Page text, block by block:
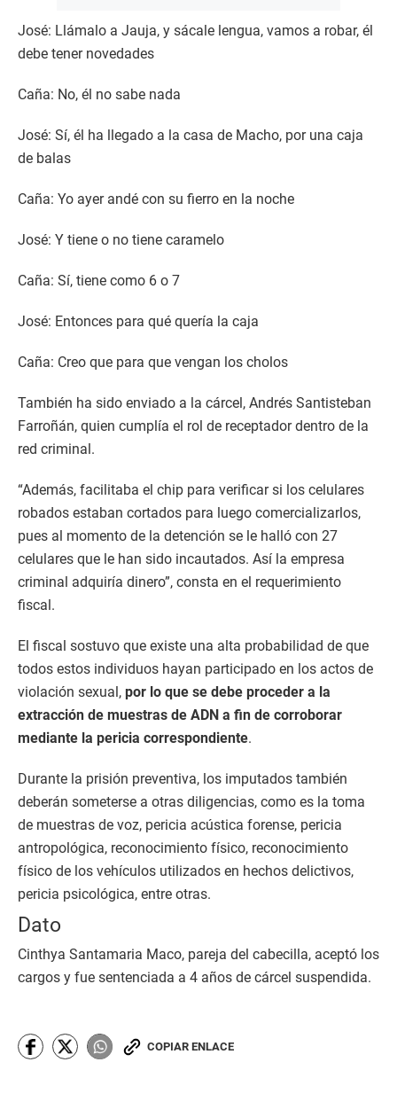
José: Llámalo a Jauja, y sácale lengua, vamos a robar, él
debe tener novedades
Caña: No, él no sabe nada
José: Sí, él ha llegado a la casa de Macho, por una caja
de balas
Caña: Yo ayer andé con su fierro en la noche
José: Y tiene o no tiene caramelo
Caña: Sí, tiene como 6 o 7
José: Entonces para qué quería la caja
Caña: Creo que para que vengan los cholos
También ha sido enviado a la cárcel, Andrés Santisteban
Farroñán, quien cumplía el rol de receptador dentro de la
red criminal.
“Además, facilitaba el chip para verificar si los celulares
robados estaban cortados para luego comercializarlos,
pues al momento de la detención se le halló con 27
celulares que le han sido incautados. Así la empresa
criminal adquiría dinero”, consta en el requerimiento
fiscal.
El fiscal sostuvo que existe una alta probabilidad de que
todos estos individuos hayan participado en los actos de
violación sexual, por lo que se debe proceder a la
extracción de muestras de ADN a fin de corroborar
mediante la pericia correspondiente.
Durante la prisión preventiva, los imputados también
deberán someterse a otras diligencias, como es la toma
de muestras de voz, pericia acústica forense, pericia
antropológica, reconocimiento físico, reconocimiento
físico de los vehículos utilizados en hechos delictivos,
pericia psicológica, entre otras.
Dato
Cinthya Santamaria Maco, pareja del cabecilla, aceptó los
cargos y fue sentenciada a 4 años de cárcel suspendida.
COPIAR ENLACE